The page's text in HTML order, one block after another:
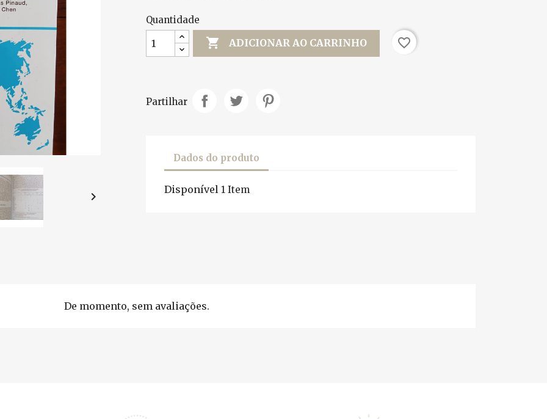

Quantidade
 ADICIONAR AO CARRINHO favorite_border
Partilhar
Dados do produto
Disponível 1 Item
De momento, sem avaliações.